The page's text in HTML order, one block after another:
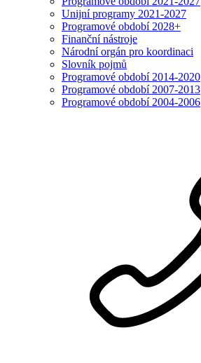
Unijní programy 2021-2027
Programové období 2028+
Finanční nástroje
Národní orgán pro koordinaci
Slovník pojmů
Programové období 2014-2020
Programové období 2007-2013
Programové období 2004-2006